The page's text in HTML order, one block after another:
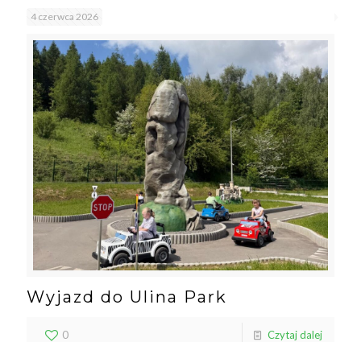
4 czerwca 2026
Wyjazd do Ulina Park
0 Czytaj dalej